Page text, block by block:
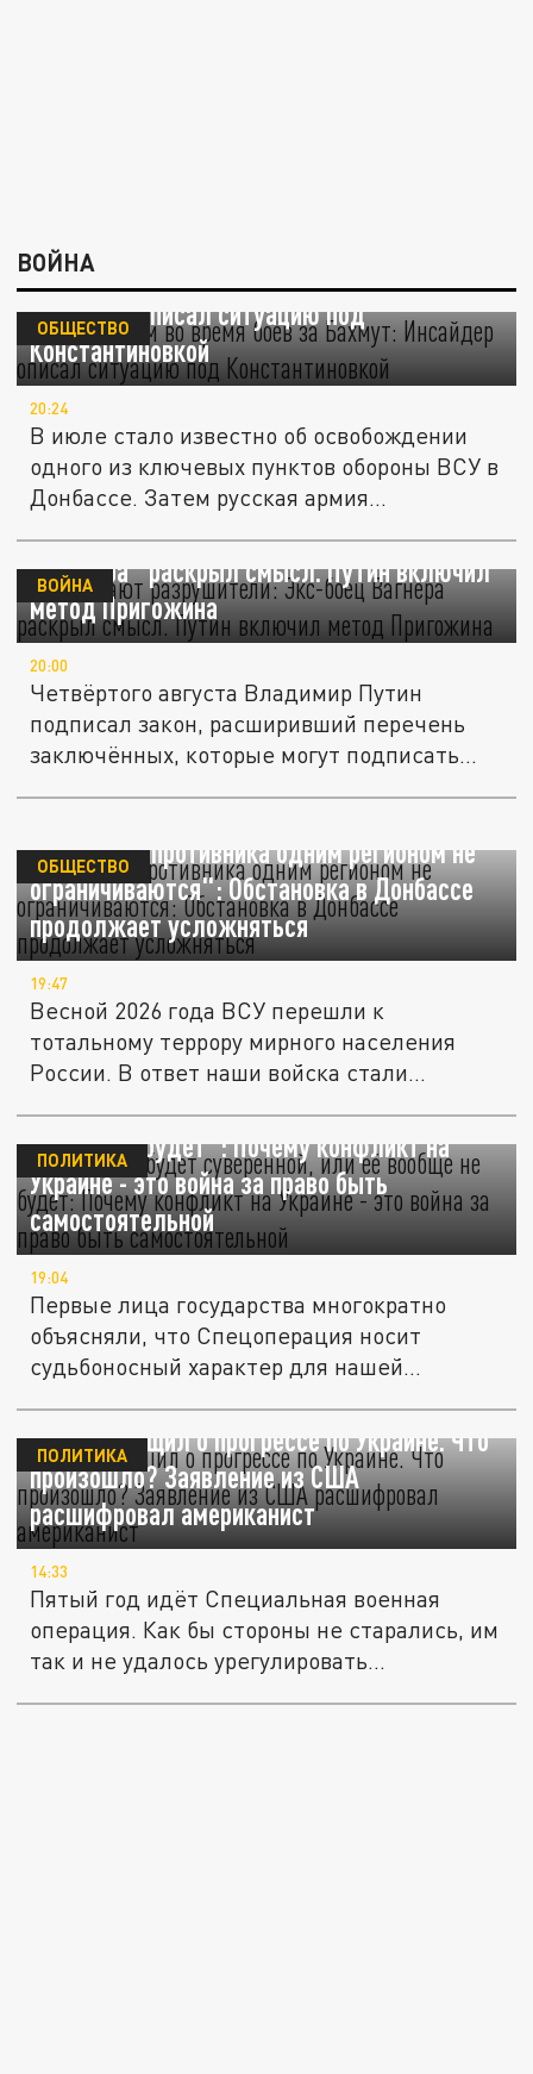
ВОЙНА
"Тяжелее, чем во время боёв за Бахмут":
Инсайдер описал ситуацию под
Константиновкой
ОБЩЕСТВО
20:24
В июле стало известно об освобождении
одного из ключевых пунктов обороны ВСУ в
Донбассе. Затем русская армия...
Побеждают разрушители: Экс-боец
"Вагнера" раскрыл смысл. Путин включил
метод Пригожина
ВОЙНА
20:00
Четвёртого августа Владимир Путин
подписал закон, расширивший перечень
заключённых, которые могут подписать...
"Аппетиты противника одним регионом не
ограничиваются": Обстановка в Донбассе
продолжает усложняться
ОБЩЕСТВО
19:47
Весной 2026 года ВСУ перешли к
тотальному террору мирного населения
России. В ответ наши войска стали
"Россия или будет суверенной, или её
вообще не будет": Почему конфликт на
Украине - это война за право быть
самостоятельной
ПОЛИТИКА
19:04
Первые лица государства многократно
объясняли, что Спецоперация носит
судьбоносный характер для нашей
Трамп сообщил о прогрессе по Украине. Что
произошло? Заявление из США
расшифровал американист
ПОЛИТИКА
14:33
Пятый год идёт Специальная военная
операция. Как бы стороны не старались, им
так и не удалось урегулировать...